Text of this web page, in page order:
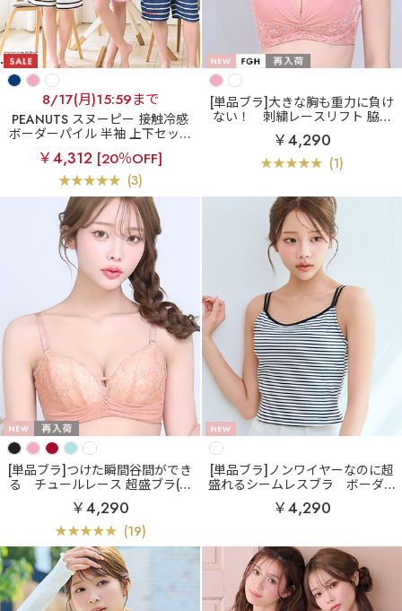
8/17(月)15:59まで
PEANUTS スヌーピー 接触冷感
ボーダーパイル 半袖 上下セット
(男女兼用サイズ)
￥4,312 [20％OFF]
(3)
[単品ブラ]大きな胸も重力に負け
ない！
刺繍レースリフト 脇高
単品ブラジャー (FGHカップ)
￥4,290
(1)
[単品ブラ]つけた瞬間谷間ができ
る
チュールレース 超盛ブラ(R)
単品ブラジャー
￥4,290
(19)
[単品ブラ]ノンワイヤーなのに超
盛れるシームレスブラ
ボーダー
リブ フロントホック ブラトップ
ノンワイヤー 超盛ブラ(R) 単品ブ
￥4,290